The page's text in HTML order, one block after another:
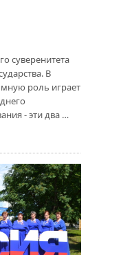
суверенитета
В
роль играет
- эти два …